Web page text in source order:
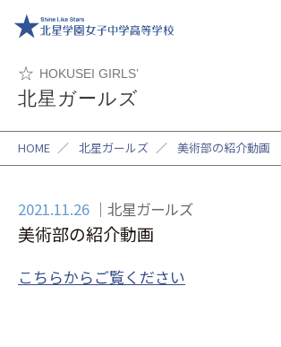
HOKUSEI GIRLS’
北星ガールズ
HOME ／ 北星ガールズ ／ 美術部の紹介動画
2021.11.26 北星ガールズ
美術部の紹介動画
こちらからご覧ください